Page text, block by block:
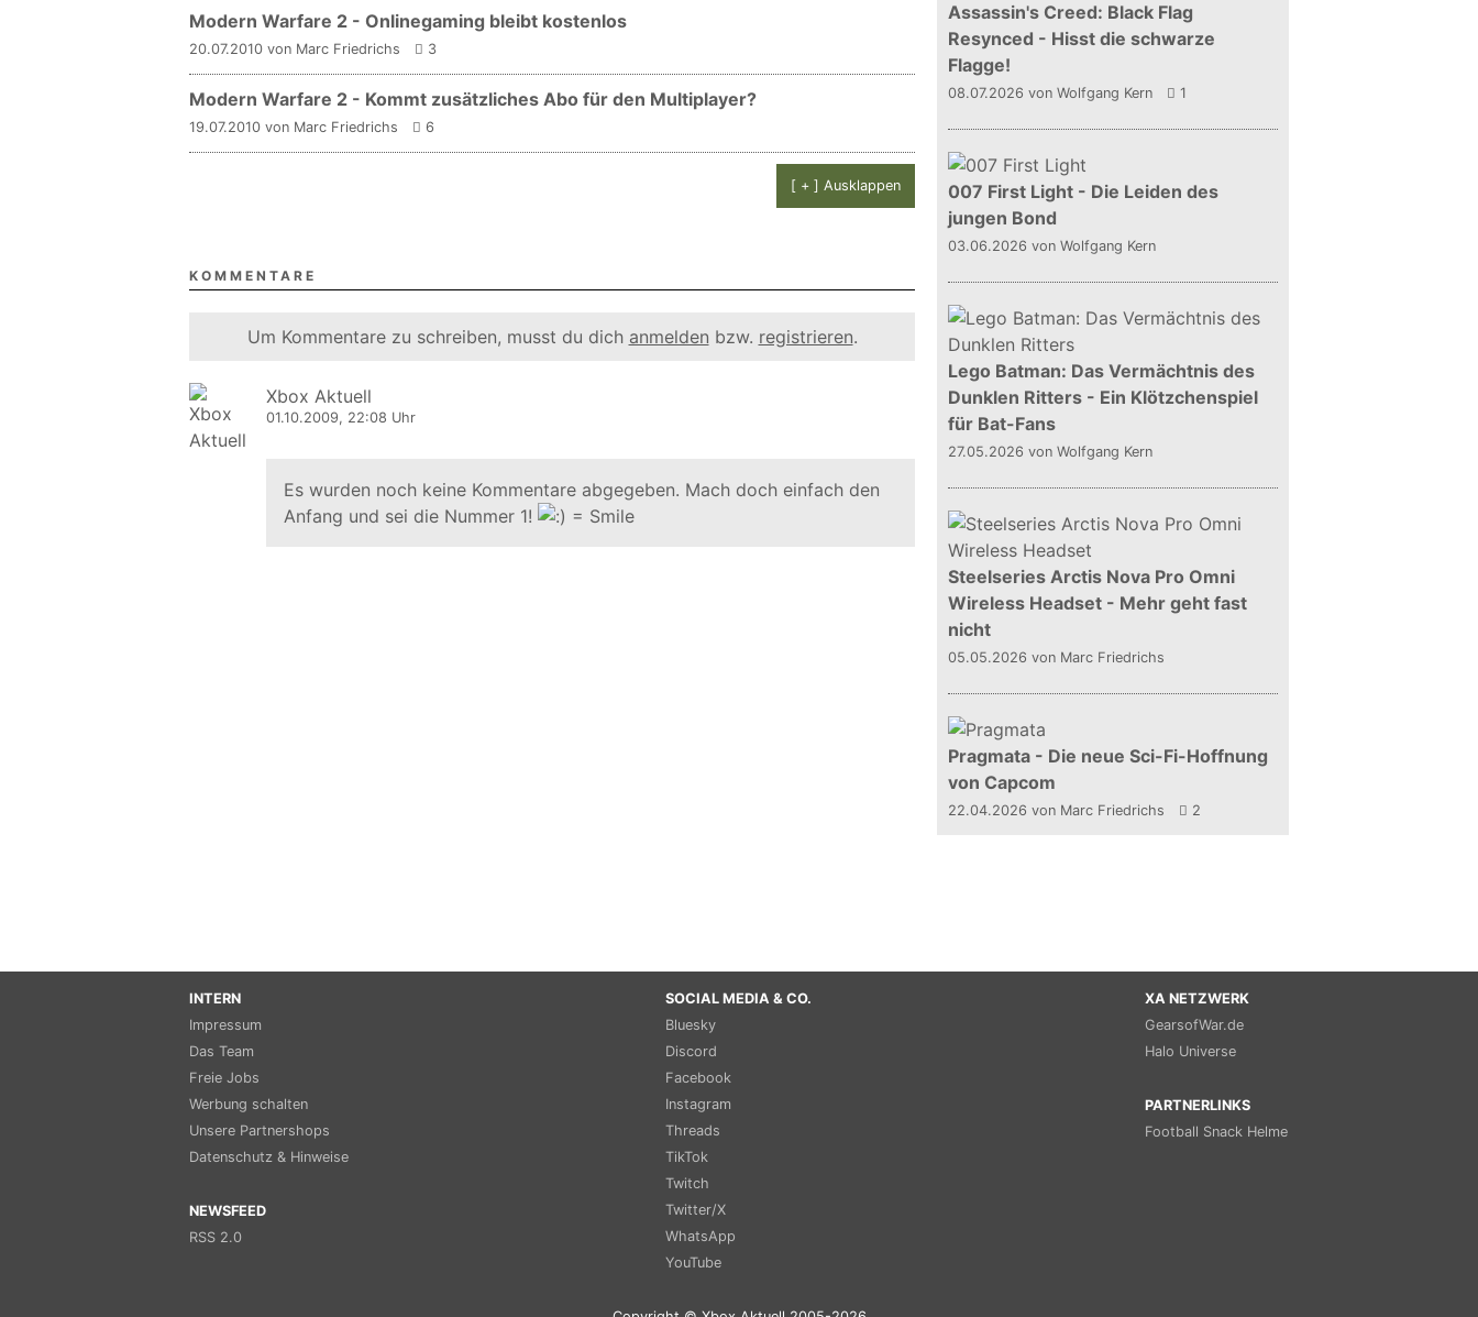
Modern Warfare 2 - Onlinegaming bleibt kostenlos
20.07.2010 von Marc Friedrichs 3
Modern Warfare 2 - Kommt zusätzliches Abo für den Multiplayer?
19.07.2010 von Marc Friedrichs 6
[ + ] Ausklappen
KOMMENTARE
Um Kommentare zu schreiben, musst du dich anmelden bzw. registrieren.
Xbox Aktuell
01.10.2009, 22:08 Uhr
Es wurden noch keine Kommentare abgegeben. Mach doch einfach den
Anfang und sei die Nummer 1!
Assassin's Creed: Black Flag
Resynced - Hisst die schwarze
Flagge!
08.07.2026 von Wolfgang Kern 1
007 First Light - Die Leiden des
jungen Bond
03.06.2026 von Wolfgang Kern
Lego Batman: Das Vermächtnis des
Dunklen Ritters - Ein Klötzchenspiel
für Bat-Fans
27.05.2026 von Wolfgang Kern
Steelseries Arctis Nova Pro Omni
Wireless Headset - Mehr geht fast
nicht
05.05.2026 von Marc Friedrichs
Pragmata - Die neue Sci-Fi-Hoffnung
von Capcom
22.04.2026 von Marc Friedrichs 2
INTERN
Impressum
Das Team
Freie Jobs
Werbung schalten
Unsere Partnershops
Datenschutz & Hinweise
NEWSFEED
RSS 2.0
SOCIAL MEDIA & CO.
Bluesky
Discord
Facebook
Instagram
Threads
TikTok
Twitch
Twitter/X
WhatsApp
YouTube
XA NETZWERK
GearsofWar.de
Halo Universe
PARTNERLINKS
Football Snack Helme